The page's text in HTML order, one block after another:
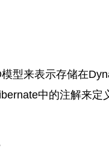
型来表示存储在
中的注解来